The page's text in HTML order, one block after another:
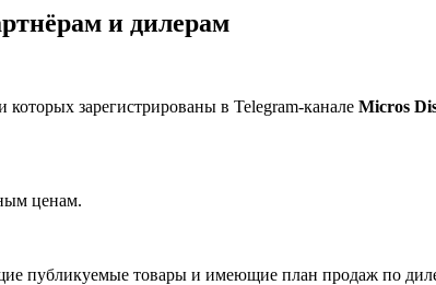
и дилерам
зарегистрированы в Telegram-канале Micros
ценам.
публикуемые товары и имеющие план продаж по